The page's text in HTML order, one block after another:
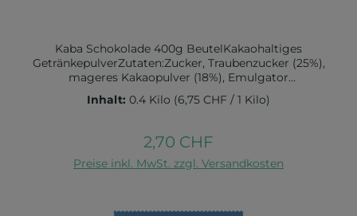
Kaba Schokolade 400g BeutelKakaohaltiges
GetränkepulverZutaten:Zucker, Traubenzucker (25%),
mageres Kakaopulver (18%), Emulgator
(SOJALECITHIN), Salz, AromaNährwert pro
100g:Brennwert in kJ 1610 / kcal 380Fett in g
1,7Kohlenhydrate in g 80,5 davon Zucker in g
78Eiweiß in g 4,7Salz in g 0,3
Inhalt: 0.4 Kilo (6,75 CHF / 1 Kilo)
Regulärer Preis:
2,70 CHF
Preise inkl. MwSt. zzgl. Versandkosten
In den Warenkorb